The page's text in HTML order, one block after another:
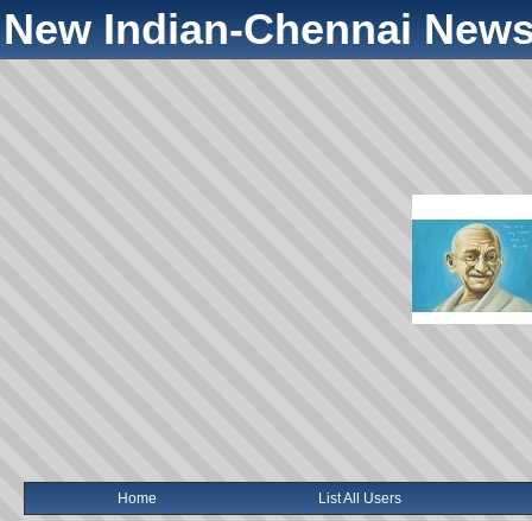
New Indian-Chennai
Home List All Users